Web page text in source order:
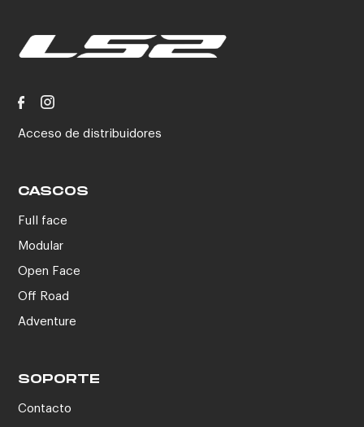
Acceso de distribuidores
CASCOS
Full face
Modular
Open Face
Off Road
Adventure
SOPORTE
Contacto